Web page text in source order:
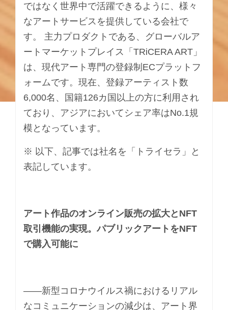
ではなく世界中で活躍できるように、様々
なアートサービスを提供している会社で
す。 主力プロダクトである、グローバルア
ートマーケットプレイス「TRiCERA ART」
は、現代アート専門の登録制ECプラットフ
ォームです。現在、登録アーティスト数
6,000名、国籍126カ国以上の方に利用され
ており、アジアにおいてシェア率はNo.1規
模となっています。
※ 以下、記事では社名を「トライセラ」と
表記しています。
アート作品のオンライン販売の拡大とNFT
取引機能の実現。パブリックアートをNFT
で購入可能に
――新型コロナウイルス禍におけるリアル
なコミュニケーションの減少は、アート界